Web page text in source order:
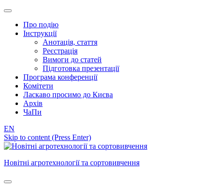
Про подію
Інструкції
Анотація, стаття
Реєстрація
Вимоги до статей
Підготовка презентації
Програма конференції
Комітети
Ласкаво просимо до Києва
Архів
ЧаПи
EN
Skip to content (Press Enter)
Новітні агротехнології та сортовивчення